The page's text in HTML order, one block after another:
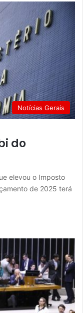
Notícias Gerais
do
elevou o Imposto
de 2025 terá